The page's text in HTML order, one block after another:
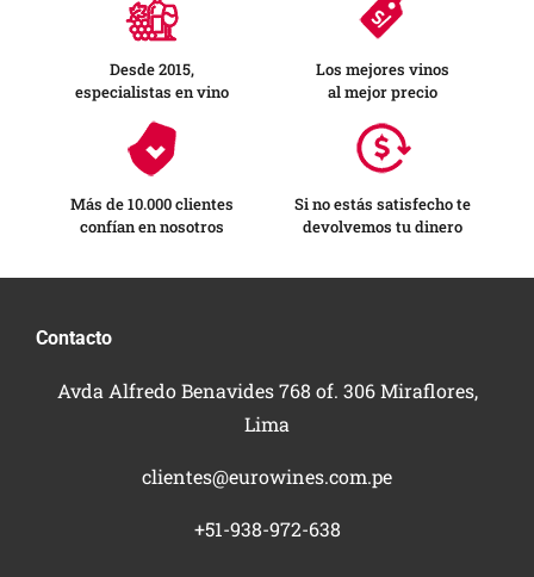
Desde 2015,
especialistas en vino
Los mejores vinos
al mejor precio
Más de 10.000 clientes
confían en nosotros
Si no estás satisfecho te
devolvemos tu dinero
Contacto
Avda Alfredo Benavides 768 of. 306 Miraflores,
Lima
clientes@eurowines.com.pe
+51-938-972-638